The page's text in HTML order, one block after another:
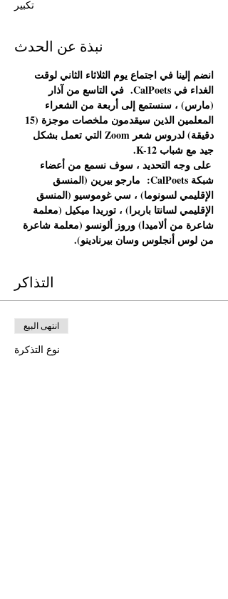
تكبير
نبذة عن الحدث
انضم إلينا في اجتماع يوم الثلاثاء الثاني لوقت
الغداء في CalPoets.
في التاسع من آذار
(مارس) ، سنستمع إلى أربعة من الشعراء
دقيقة) لدروس شعر Zoom التي تعمل بشكل
جيد مع شباب K-12.
على وجه التحديد ، سوف نسمع من أعضاء
شبكة CalPoets:
مارجو بيرين (المنسق
الإقليمي لسونوما) ، سي غوموسيو (المنسق
الإقليمي لسانتا باربرا) ، توريدا ميكيل (معلمة
شاعرة من ألاميدا) وروز ألونسو (معلمة شاعرة
من لوس أنجلوس وسان بيرنادينو).
التذاكر
انتهى البيع
نوع التذكرة